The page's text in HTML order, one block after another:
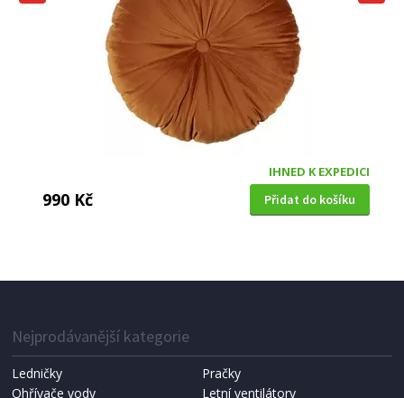
IHNED K EXPEDICI
990 Kč Přidat do košíku
Pip Studio Cushion Suki Green 50x35 cm
Nejprodávanější kategorie
Ledničky
Pračky
Ohřívače vody
Letní ventilátory